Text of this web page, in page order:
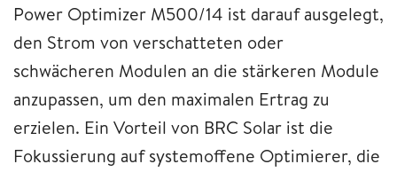
Power Optimizer M500/14 ist darauf ausgelegt,
den Strom von verschatteten oder
schwächeren Modulen an die stärkeren Module
anzupassen, um den maximalen Ertrag zu
erzielen. Ein Vorteil von BRC Solar ist die
Fokussierung auf systemoffene Optimierer, die